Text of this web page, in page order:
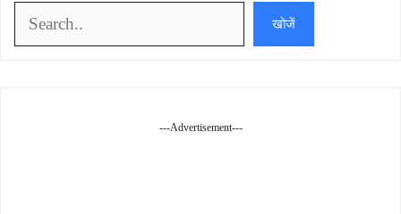
खोजें
खोजें
---Advertisement---